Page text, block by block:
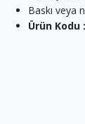
Baskı veya
Ürün Kodu